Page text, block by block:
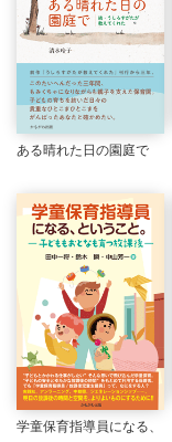
ある晴れた日の園庭で
学童保育指導員になる、